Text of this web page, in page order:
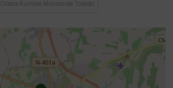
Casas Rurales Montes de Toledo